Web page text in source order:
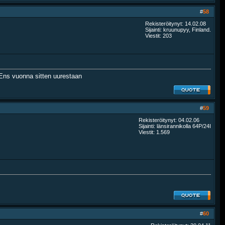
#58
Rekisteröitynyt: 14.02.08
Sijainti: kruunupyy, Finland.
Viestit: 203
vuonna sitten uurestaan
#59
Rekisteröitynyt: 04.02.06
Sijainti: länsirannikolla 64P/24I
Viestit: 1.569
#60